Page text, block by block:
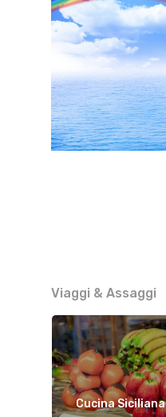
Viaggi & Assaggi
Cucina Siciliana